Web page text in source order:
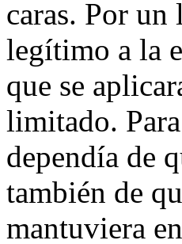
caras. Por
legítimo a la
que se
limitado.
dependía de
también de
mantuviera